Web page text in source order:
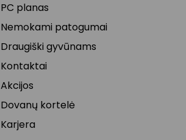
PC planas
Nemokami patogumai
Draugiški gyvūnams
Kontaktai
Akcijos
Dovanų kortelė
Karjera